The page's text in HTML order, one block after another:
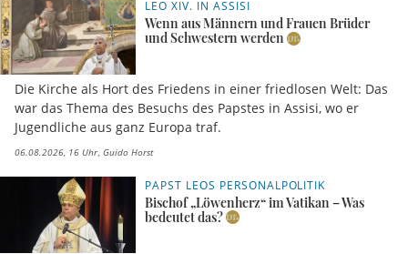
LEO XIV. IN ASSISI
Wenn aus Männern und Frauen Brüder
und Schwestern werden
Die Kirche als Hort des Friedens in einer friedlosen Welt: Das
war das Thema des Besuchs des Papstes in Assisi, wo er
Jugendliche aus ganz Europa traf.
06.08.2026, 16 Uhr Guido Horst
PAPST LEOS PERSONALPOLITIK
Bischof „Löwenherz“ im Vatikan – Was
bedeutet das?